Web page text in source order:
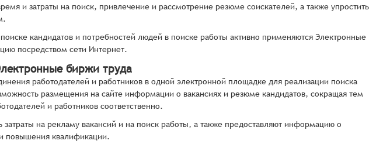
и затраты на поиск, привлечение и рассмотрение резюме соискателей, а также упростить
кандидатов и потребностей людей в поиске работы активно применяются Электронные
посредством сети Интернет.
биржи труда
работодателей и работников в одной электронной площадке для реализации поиска
размещения на сайте информации о вакансиях и резюме кандидатов, сокращая тем
и работников соответственно.
на рекламу вакансий и на поиск работы, а также предоставляют информацию о
повышения квалификации.